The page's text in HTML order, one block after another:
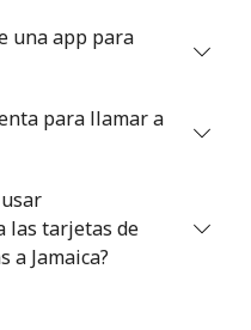
una app para
para llamar a
las tarjetas de
a Jamaica?